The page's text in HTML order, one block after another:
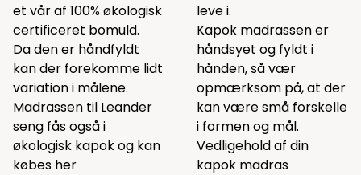
et vår af 100% økologisk
certificeret bomuld.
Da den er håndfyldt
kan der forekomme lidt
variation i målene.
Madrassen til Leander
seng fås også i
økologisk kapok og kan
købes her
leve i.
Kapok madrassen er
håndsyet og fyldt i
hånden, så vær
opmærksom på, at der
kan være små forskelle
i formen og mål.
Vedligehold af din
kapok madras